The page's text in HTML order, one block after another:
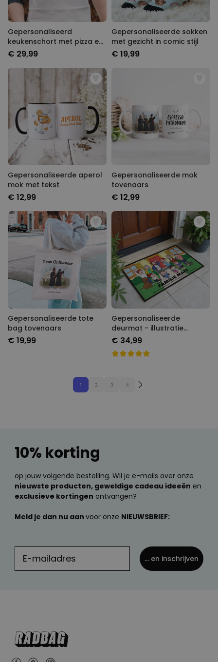
Gepersonaliseerd
keukenschort met pizza en
naam
€ 29,99
Gepersonaliseerde sokken
met gezicht in comic stijl
€ 19,99
Gepersonaliseerde aperol
mok met tekst
€ 12,99
Gepersonaliseerde mok
tovenaars
€ 12,99
Gepersonaliseerde tote
bag tovenaars
€ 19,99
Gepersonaliseerde
deurmat - illustratie
stripfiguur familie
€ 34,99
1 2 3 4
10% korting
op jouw volgende bestelling. Wil je e-mails over onze
nieuwste producten, geweldige cadeau ideeën en
exclusieve kortingen ontvangen?
Meld je dan nu aan voor onze NIEUWSBRIEF:
... en inschrijven